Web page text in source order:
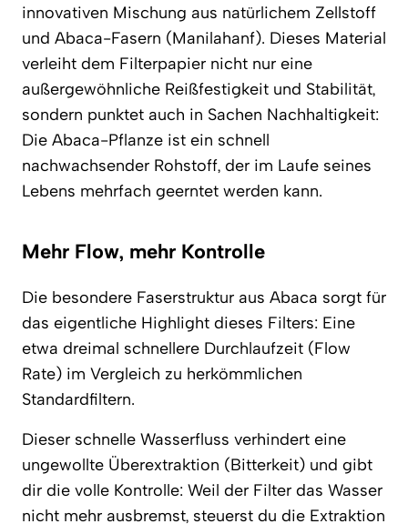
innovativen Mischung aus natürlichem Zellstoff
und Abaca-Fasern (Manilahanf). Dieses Material
verleiht dem Filterpapier nicht nur eine
außergewöhnliche Reißfestigkeit und Stabilität,
sondern punktet auch in Sachen Nachhaltigkeit:
Die Abaca-Pflanze ist ein schnell
nachwachsender Rohstoff, der im Laufe seines
Lebens mehrfach geerntet werden kann.
Mehr Flow, mehr Kontrolle
Die besondere Faserstruktur aus Abaca sorgt für
das eigentliche Highlight dieses Filters: Eine
etwa dreimal schnellere Durchlaufzeit (Flow
Rate) im Vergleich zu herkömmlichen
Standardfiltern.
Dieser schnelle Wasserfluss verhindert eine
ungewollte Überextraktion (Bitterkeit) und gibt
dir die volle Kontrolle: Weil der Filter das Wasser
nicht mehr ausbremst, steuerst du die Extraktion